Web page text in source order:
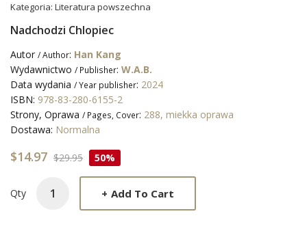
Kategoria: Literatura powszechna
Nadchodzi Chlopiec
Autor / Author: Han Kang
Wydawnictwo / Publisher: W.A.B.
Data wydania / Year publisher: 2024
ISBN: 978-83-280-6155-2
Strony, Oprawa / Pages, Cover: 288, miekka oprawa
Dostawa: Normalna
$14.97 $29.95 50%
Qty + Add To Cart